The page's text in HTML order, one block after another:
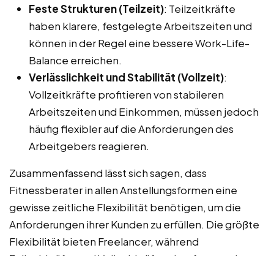
Feste Strukturen (Teilzeit): Teilzeitkräfte
haben klarere, festgelegte Arbeitszeiten und
können in der Regel eine bessere Work-Life-
Balance erreichen.
Verlässlichkeit und Stabilität (Vollzeit):
Vollzeitkräfte profitieren von stabileren
Arbeitszeiten und Einkommen, müssen jedoch
häufig flexibler auf die Anforderungen des
Arbeitgebers reagieren.
Zusammenfassend lässt sich sagen, dass
Fitnessberater in allen Anstellungsformen eine
gewisse zeitliche Flexibilität benötigen, um die
Anforderungen ihrer Kunden zu erfüllen. Die größte
Flexibilität bieten Freelancer, während